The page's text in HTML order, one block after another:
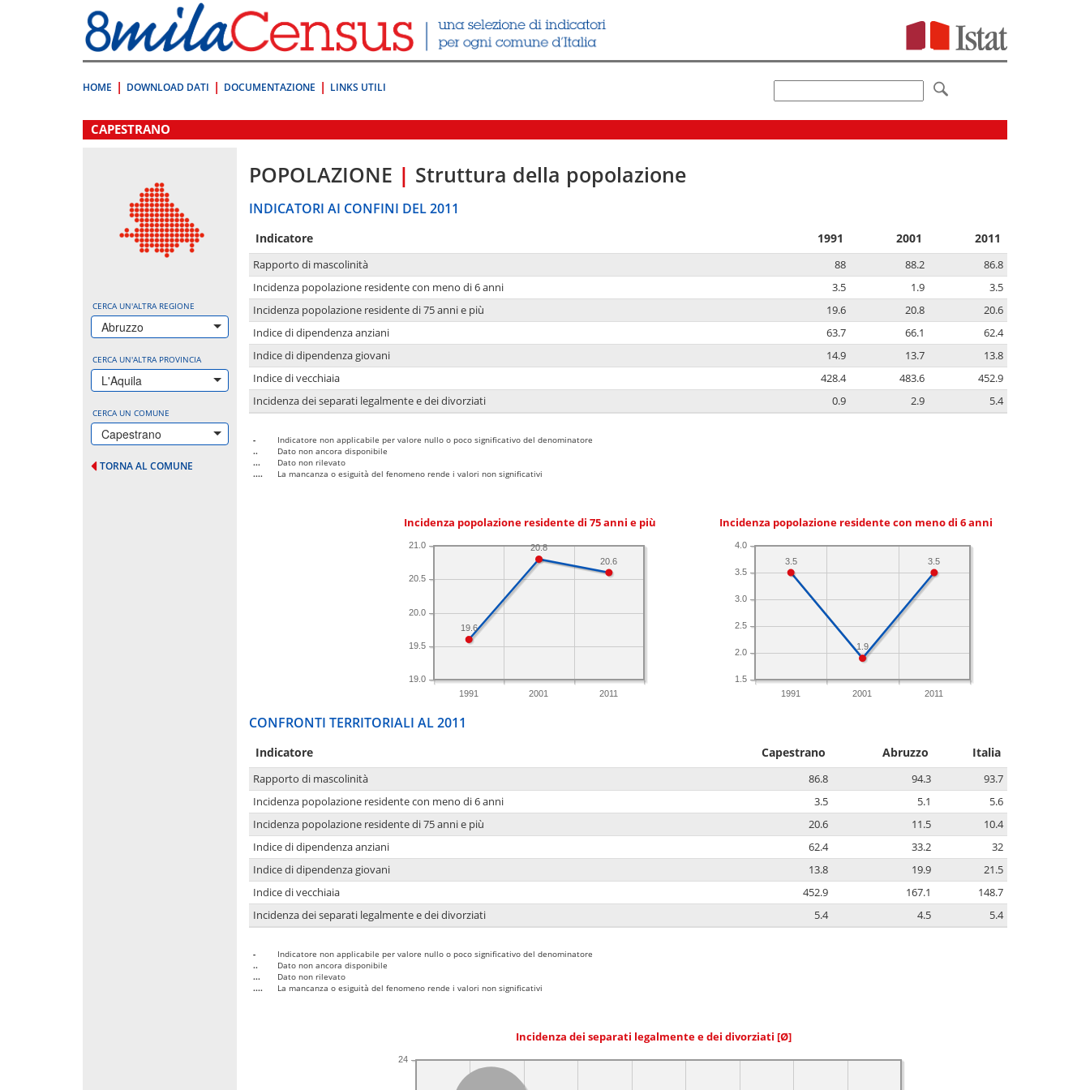
direttamente
a:
Contenuto
HOME DOWNLOAD DATI DOCUMENTAZIONE LINKS UTILI
.
CAPESTRANO
CERCA UN'ALTRA REGIONE
Abruzzo
CERCA UN'ALTRA PROVINCIA
L'Aquila
CERCA UN COMUNE
Capestrano
TORNA AL COMUNE
POPOLAZIONE | Struttura della popolazione
INDICATORI AI CONFINI DEL 2011
Indicatore 1991 2001 2011
Rapporto di mascolinità 88 88.2
86.8
Incidenza popolazione residente con meno di 6 anni
3.5 1.9
3.5
Incidenza popolazione residente di 75 anni e più
19.6 20.8
20.6
Indice di dipendenza anziani
63.7 66.1
62.4
Indice di dipendenza giovani
14.9 13.7
13.8
Indice di vecchiaia
428.4 483.6
452.9
Incidenza dei separati legalmente e dei divorziati
0.9 2.9 5.4
-
Indicatore non applicabile per valore nullo o poco significativo del denominatore
..
Dato non ancora disponibile
...
Dato non rilevato
....
La mancanza o esiguità del fenomeno rende i valori non significativi
Incidenza popolazione residente di 75 anni e più
1991 2001 2011
19.0
19.5
20.0
20.5
21.0
20.6
20.8
19.6
Incidenza popolazione residente con meno di 6 anni
1991 2001 2011
1.5
2.0
2.5
3.0
3.5
4.0
3.5
1.9
3.5
CONFRONTI TERRITORIALI AL 2011
Indicatore Capestrano Abruzzo Italia
Rapporto di mascolinità 86.8 94.3
93.7
Incidenza popolazione residente con meno di 6 anni
3.5 5.1
5.6
Incidenza popolazione residente di 75 anni e più
20.6 11.5
10.4
Indice di dipendenza anziani
62.4 33.2
32
Indice di dipendenza giovani
13.8 19.9
21.5
Indice di vecchiaia
452.9 167.1
148.7
Incidenza dei separati legalmente e dei divorziati
5.4 4.5 5.4
-
Indicatore non applicabile per valore nullo o poco significativo del denominatore
..
Dato non ancora disponibile
...
Dato non rilevato
....
La mancanza o esiguità del fenomeno rende i valori non significativi
Incidenza dei separati legalmente e dei divorziati [Ø]
24